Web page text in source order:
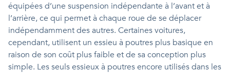
équipées d’une suspension indépendante à l’avant et à
l’arrière, ce qui permet à chaque roue de se déplacer
indépendamment des autres. Certaines voitures,
cependant, utilisent un essieu à poutres plus basique en
raison de son coût plus faible et de sa conception plus
simple. Les seuls essieux à poutres encore utilisés dans les